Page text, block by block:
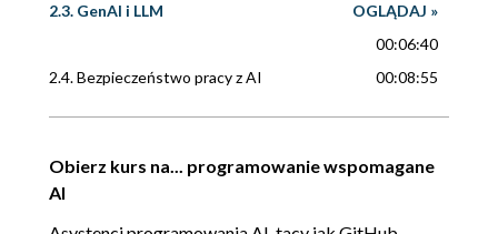
2.3. GenAI i LLM
OGLĄDAJ »
00:06:40
2.4. Bezpieczeństwo pracy z AI
00:08:55
3. Asystenci programowania 00:19:45
3.1. Przegląd i porównanie
dostępnych asystentów
00:19:45
Obierz kurs na... programowanie wspomagane
AI